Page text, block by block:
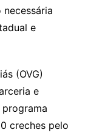
e
(OVG)
e
creches pelo